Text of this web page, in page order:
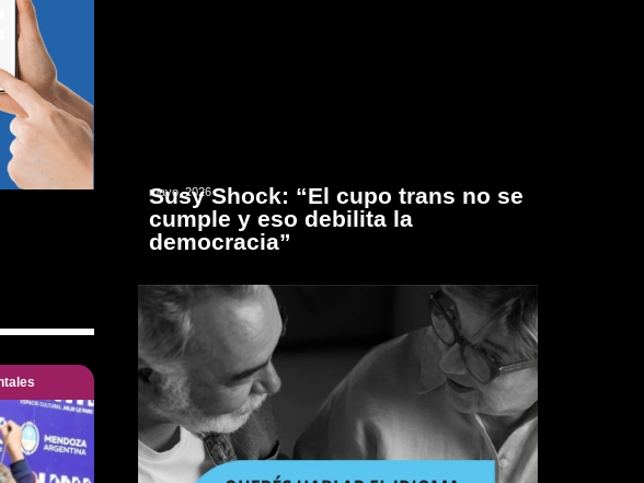
mayo, 2026
Susy Shock: “El cupo trans no se
cumple y eso debilita la
democracia”